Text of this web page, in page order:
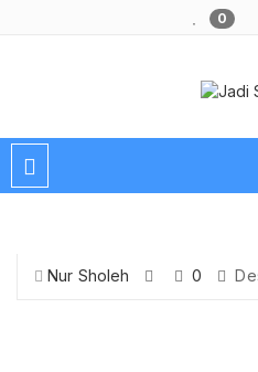
0
Nur Sholeh 0